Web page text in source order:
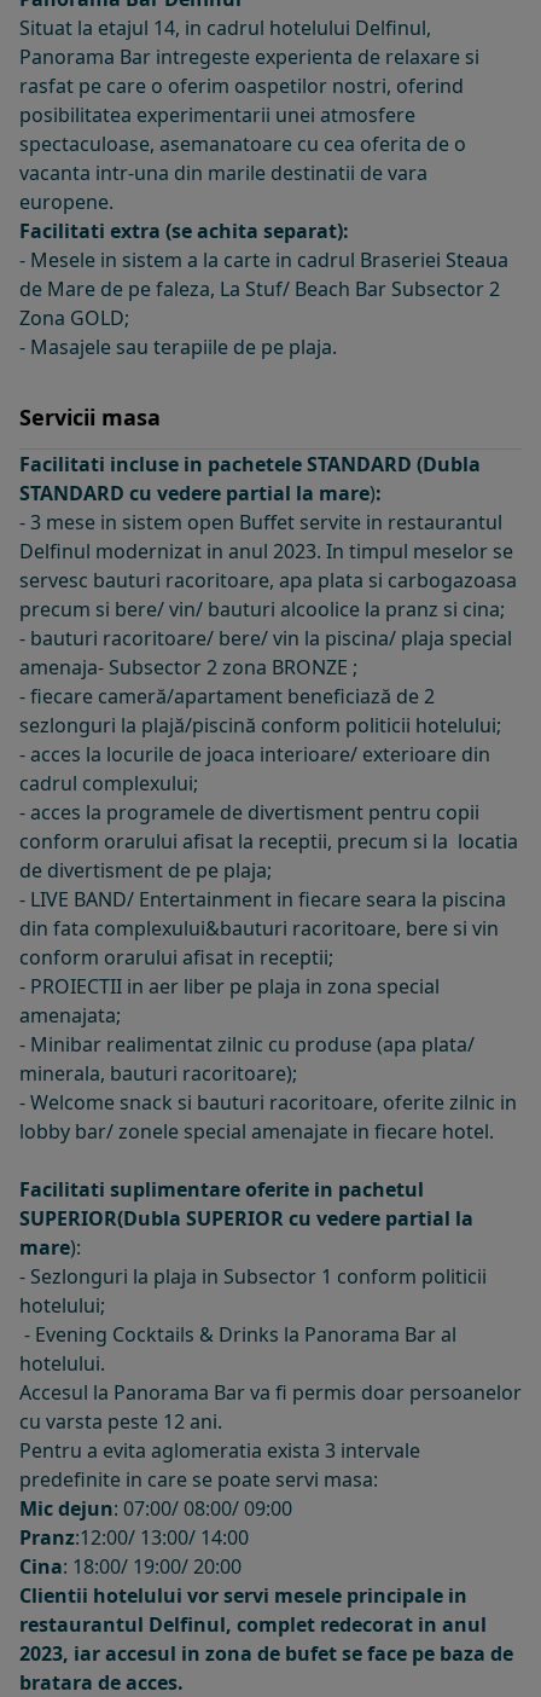
Situat la etajul 14, in cadrul hotelului Delfinul,
Panorama Bar intregeste experienta de relaxare si
rasfat pe care o oferim oaspetilor nostri, oferind
posibilitatea experimentarii unei atmosfere
spectaculoase, asemanatoare cu cea oferita de o
vacanta intr-una din marile destinatii de vara
europene.
Facilitati extra (se achita separat):
- Mesele in sistem a la carte in cadrul Braseriei Steaua
de Mare de pe faleza, La Stuf/ Beach Bar Subsector 2
Zona GOLD;
- Masajele sau terapiile de pe plaja.
Servicii masa
Facilitati incluse in pachetele STANDARD (Dubla
STANDARD cu vedere partial la mare):
- 3 mese in sistem open Buffet servite in restaurantul
Delfinul modernizat in anul 2023. In timpul meselor se
servesc bauturi racoritoare, apa plata si carbogazoasa
precum si bere/ vin/ bauturi alcoolice la pranz si cina;
- bauturi racoritoare/ bere/ vin la piscina/ plaja special
amenaja- Subsector 2 zona BRONZE ;
- fiecare cameră/apartament beneficiază de 2
sezlonguri la plajă/piscină conform politicii hotelului;
- acces la locurile de joaca interioare/ exterioare din
cadrul complexului;
- acces la programele de divertisment pentru copii
conform orarului afisat la receptii, precum si la locatia
de divertisment de pe plaja;
- LIVE BAND/ Entertainment in fiecare seara la piscina
din fata complexului&bauturi racoritoare, bere si vin
conform orarului afisat in receptii;
- PROIECTII in aer liber pe plaja in zona special
amenajata;
- Minibar realimentat zilnic cu produse (apa plata/
minerala, bauturi racoritoare);
- Welcome snack si bauturi racoritoare, oferite zilnic in
lobby bar/ zonele special amenajate in fiecare hotel.
Facilitati suplimentare oferite in pachetul
SUPERIOR(Dubla SUPERIOR cu vedere partial la
mare):
- Sezlonguri la plaja in Subsector 1 conform politicii
hotelului;
- Evening Cocktails & Drinks la Panorama Bar al
hotelului.
Accesul la Panorama Bar va fi permis doar persoanelor
cu varsta peste 12 ani.
Pentru a evita aglomeratia exista 3 intervale
predefinite in care se poate servi masa:
Mic dejun: 07:00/ 08:00/ 09:00
Pranz:12:00/ 13:00/ 14:00
Cina: 18:00/ 19:00/ 20:00
Clientii hotelului vor servi mesele principale in
restaurantul Delfinul, complet redecorat in anul
2023, iar accesul in zona de bufet se face pe baza de
bratara de acces.